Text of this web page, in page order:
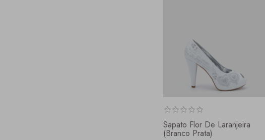
Sapato Flor De Laranjeira
(branco Prata)